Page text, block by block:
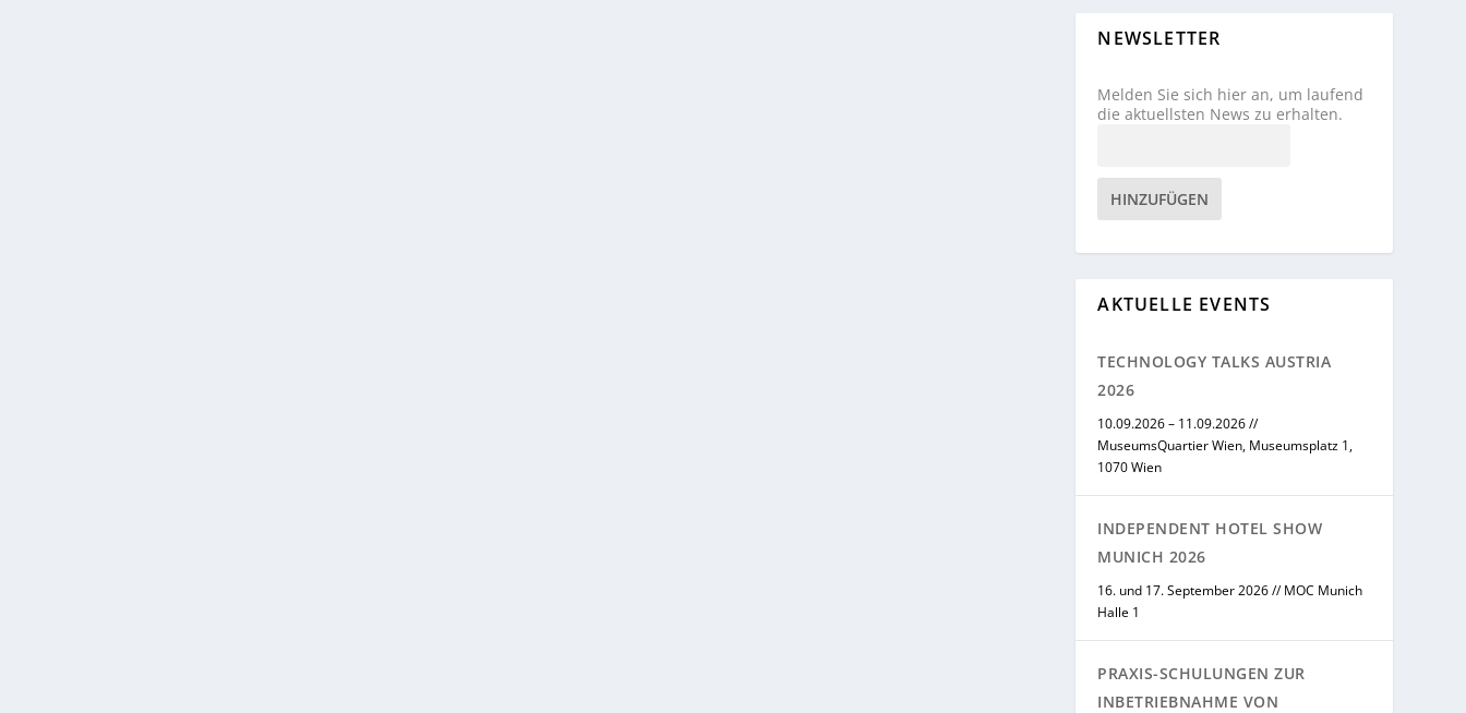
NEWSLETTER
Melden Sie sich hier an, um laufend
die aktuellsten News zu erhalten.
HINZUFÜGEN
AKTUELLE EVENTS
TECHNOLOGY TALKS AUSTRIA
2026
10.09.2026 – 11.09.2026 //
MuseumsQuartier Wien, Museumsplatz 1,
1070 Wien
INDEPENDENT HOTEL SHOW
MUNICH 2026
16. und 17. September 2026 // MOC Munich
Halle 1
PRAXIS-SCHULUNGEN ZUR
INBETRIEBNAHME VON